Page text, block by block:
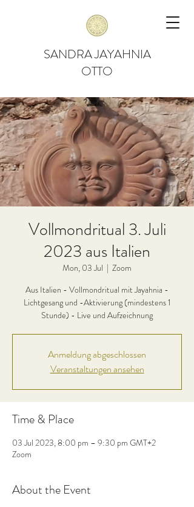
SANDRA JAYAHNIA
OTTO
Vollmondritual 3. Juli
2023 aus Italien
Mon, 03 Jul
  |
Zoom
Aus Italien - Vollmondritual mit Jayahnia -
Lichtgesang und -Aktivierung (mindestens 1
Stunde) - Live und Aufzeichnung
Anmeldung abgeschlossen
Veranstaltungen ansehen
Time & Place
03 Jul 2023, 8:00 pm – 9:30 pm GMT+2
Zoom
About the Event